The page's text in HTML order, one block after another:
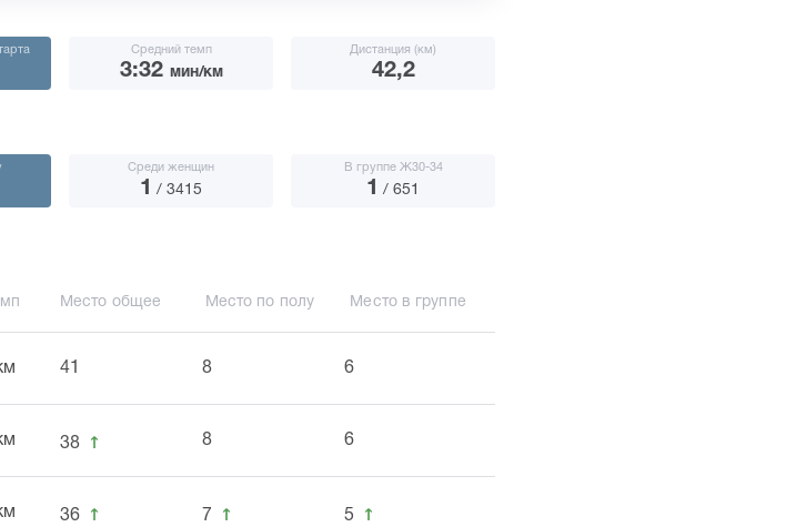
Средний темп
3:32 мин/км
Дистанция (км)
42,2
Среди женщин
1 / 3415
В группе Ж30-34
1 / 651
Место общее Место по полу Место в группе
41 8 6
38 ↑ 8 6
36 ↑ 7 ↑ 5 ↑